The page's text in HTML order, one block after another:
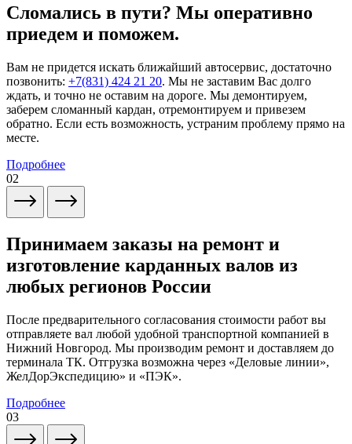
Сломались в пути? Мы оперативно
приедем и поможем.
Вам не придется искать ближайший автосервис, достаточно
позвонить: +7(831) 424 21 20. Мы не заставим Вас долго
ждать, и точно не оставим на дороге. Мы демонтируем,
заберем сломанный кардан, отремонтируем и привезем
обратно. Если есть возможность, устраним проблему прямо на
месте.
Подробнее
02
Принимаем заказы на ремонт и
изготовление карданных валов из
любых регионов России
После предварительного согласования стоимости работ вы
отправляете вал любой удобной транспортной компанией в
Нижний Новгород. Мы производим ремонт и доставляем до
терминала ТК. Отгрузка возможна через «Деловые линии»,
ЖелДорЭкспедицию» и «ПЭК».
Подробнее
03